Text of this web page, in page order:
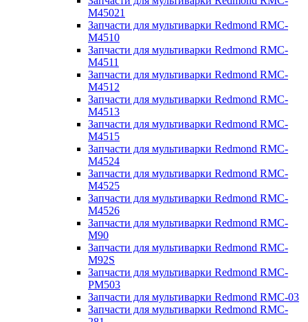
M45021
Запчасти для мультиварки Redmond RMC-
M4510
Запчасти для мультиварки Redmond RMC-
M4511
Запчасти для мультиварки Redmond RMC-
M4512
Запчасти для мультиварки Redmond RMC-
M4513
Запчасти для мультиварки Redmond RMC-
M4515
Запчасти для мультиварки Redmond RMC-
M4524
Запчасти для мультиварки Redmond RMC-
M4525
Запчасти для мультиварки Redmond RMC-
M4526
Запчасти для мультиварки Redmond RMC-
M90
Запчасти для мультиварки Redmond RMC-
M92S
Запчасти для мультиварки Redmond RMC-
PM503
Запчасти для мультиварки Redmond RMC-03
Запчасти для мультиварки Redmond RMC-